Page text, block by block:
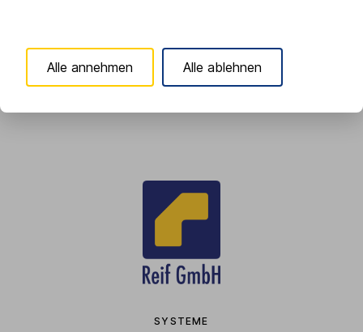
SYSTEME
Alle annehmen Alle ablehnen